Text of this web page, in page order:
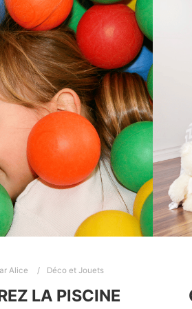
Alice Déco et Jouets
LA PISCINE